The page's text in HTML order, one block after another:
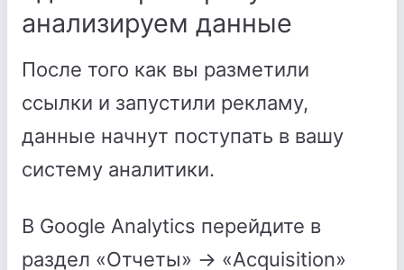
анализируем данные
После того как вы разметили
ссылки и запустили рекламу,
данные начнут поступать в вашу
систему аналитики.
В Google Analytics перейдите в
раздел «Отчеты» → «Acquisition»